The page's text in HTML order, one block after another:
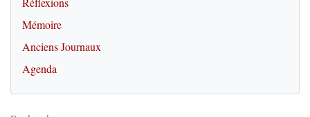
Mémoire
Anciens Journaux
Agenda